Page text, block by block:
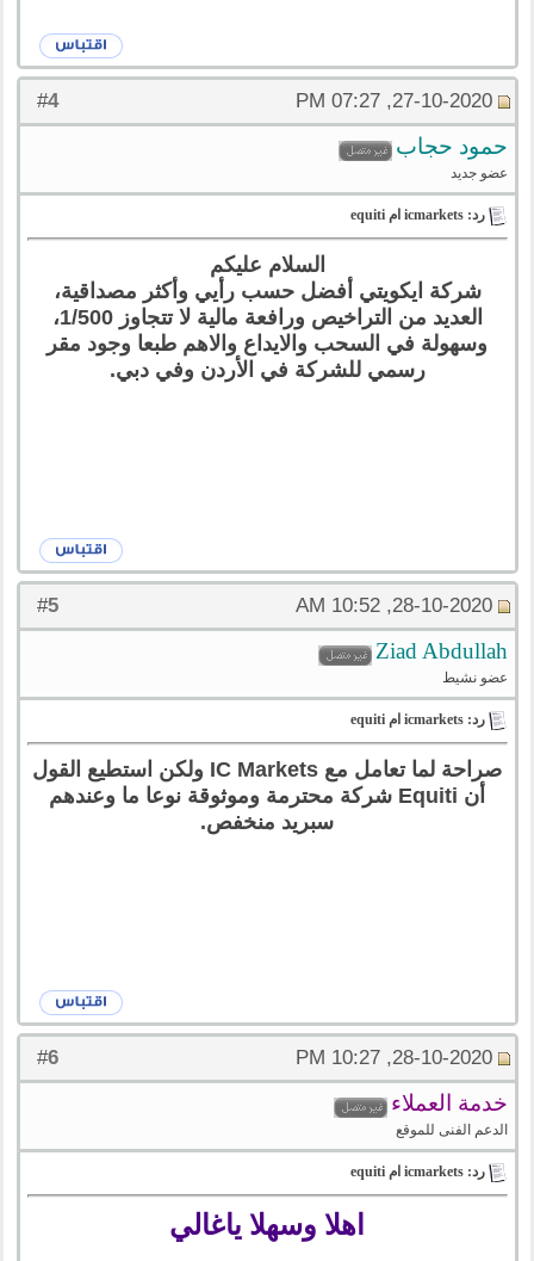
#
4 27-10-2020, 07:27 PM
حمود حجاب
عضو جديد
رد: icmarkets ام equiti
السلام عليكم
شركة ايكويتي أفضل حسب رأيي وأكثر مصداقية،
العديد من التراخيص ورافعة مالية لا تتجاوز 1/500،
وسهولة في السحب والايداع والاهم طبعا وجود مقر
رسمي للشركة في الأردن وفي دبي.
#
5 28-10-2020, 10:52 AM
Ziad Abdullah
عضو نشيط
رد: icmarkets ام equiti
صراحة لما تعامل مع IC Markets ولكن استطيع القول
أن Equiti شركة محترمة وموثوقة نوعا ما وعندهم
سبريد منخفص.
#
6 28-10-2020, 10:27 PM
خدمة العملاء
الدعم الفنى للموقع
رد: icmarkets ام equiti
اهلا وسهلا ياغالي